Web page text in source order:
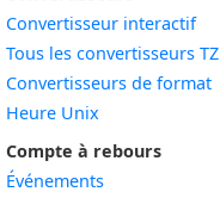
Convertisseur interactif
Tous les convertisseurs TZ
Convertisseurs de format
Heure Unix
Compte à rebours
Événements